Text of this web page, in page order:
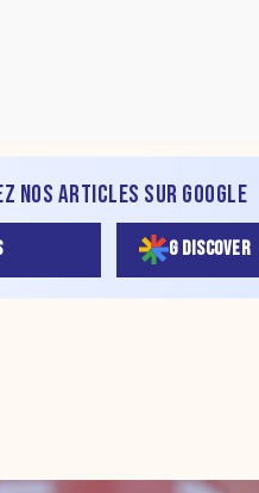
NOS ARTICLES SUR GOOGLE
G DISCOVER